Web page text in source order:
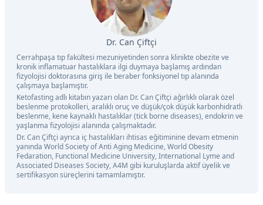
Dr. Can Çiftçi
Cerrahpaşa tıp fakültesi mezuniyetinden sonra klinikte obezite ve
kronik inflamatuar hastalıklara ilgi duymaya başlamış ardından
fizyolojisi doktorasına giriş ile beraber fonksiyonel tıp alanında
çalışmaya başlamıştır.
Ketofasting adlı kitabın yazarı olan Dr. Can Çiftçi ağırlıklı olarak özel
beslenme protokolleri, aralıklı oruç ve düşük/çok düşük karbonhidratlı
beslenme, kene kaynaklı hastalıklar (tick borne diseases), endokrin ve
yaşlanma fizyolojisi alanında çalışmaktadır.
Dr. Can Çiftçi ayrıca iç hastalıkları ihtisas eğitiminine devam etmenin
yanında World Society of Anti Aging Medicine, World Obesity
Fedaration, Functional Medicine University, International Lyme and
Associated Diseases Society, A4M gibi kuruluşlarda aktif üyelik ve
sertifikasyon süreçlerini tamamlamıştır.